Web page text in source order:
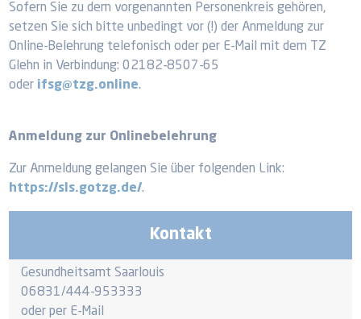
Sofern Sie zu dem vorgenannten Personenkreis gehören,
setzen Sie sich bitte unbedingt vor (!) der Anmeldung zur
Online-Belehrung telefonisch oder per E-Mail mit dem TZ
Glehn in Verbindung: 02182-8507-65
oder ifsg@tzg.online.
Anmeldung zur Onlinebelehrung
Zur Anmeldung gelangen Sie über folgenden Link:
https://sls.gotzg.de/.
Kontakt
Gesundheitsamt Saarlouis
06831/444-953333
oder per E-Mail